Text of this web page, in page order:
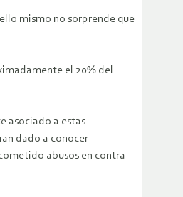
mismo no sorprende que
el 20% del
asociado a estas
dado a conocer
abusos en contra